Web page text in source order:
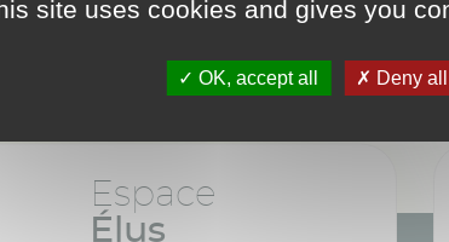
Espace
Élus
site uses cookies and gives you
OK, accept all Deny